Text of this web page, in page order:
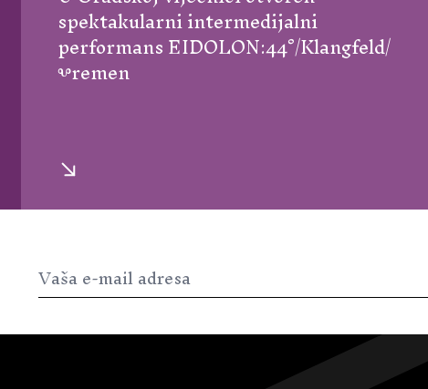
spektakularni intermedijalni
performans EIDOLON:44°/Klangfeld/
Ⰲremen